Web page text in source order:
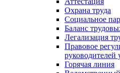
Охрана труда
Социальное
Баланс
Легализация
Правовое
руководителей
Горячая линия